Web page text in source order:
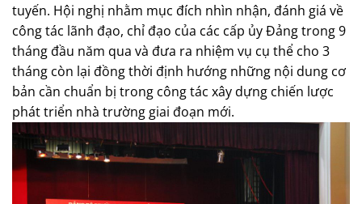
tuyến. Hội nghị nhằm mục đích nhìn nhận, đánh giá về
công tác lãnh đạo, chỉ đạo của các cấp ủy Đảng trong 9
tháng đầu năm qua và đưa ra nhiệm vụ cụ thể cho 3
tháng còn lại đồng thời định hướng những nội dung cơ
bản cần chuẩn bị trong công tác xây dựng chiến lược
phát triển nhà trường giai đoạn mới.